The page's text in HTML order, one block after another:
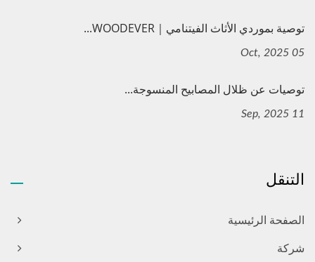
توصية بموردي الأثاث الفيتنامي｜WOODEVER...
05 Oct, 2025
توصيات عن ظلال المصابيح المنسوجة...
11 Sep, 2025
التنقل
الصفحة الرئيسية
شركة